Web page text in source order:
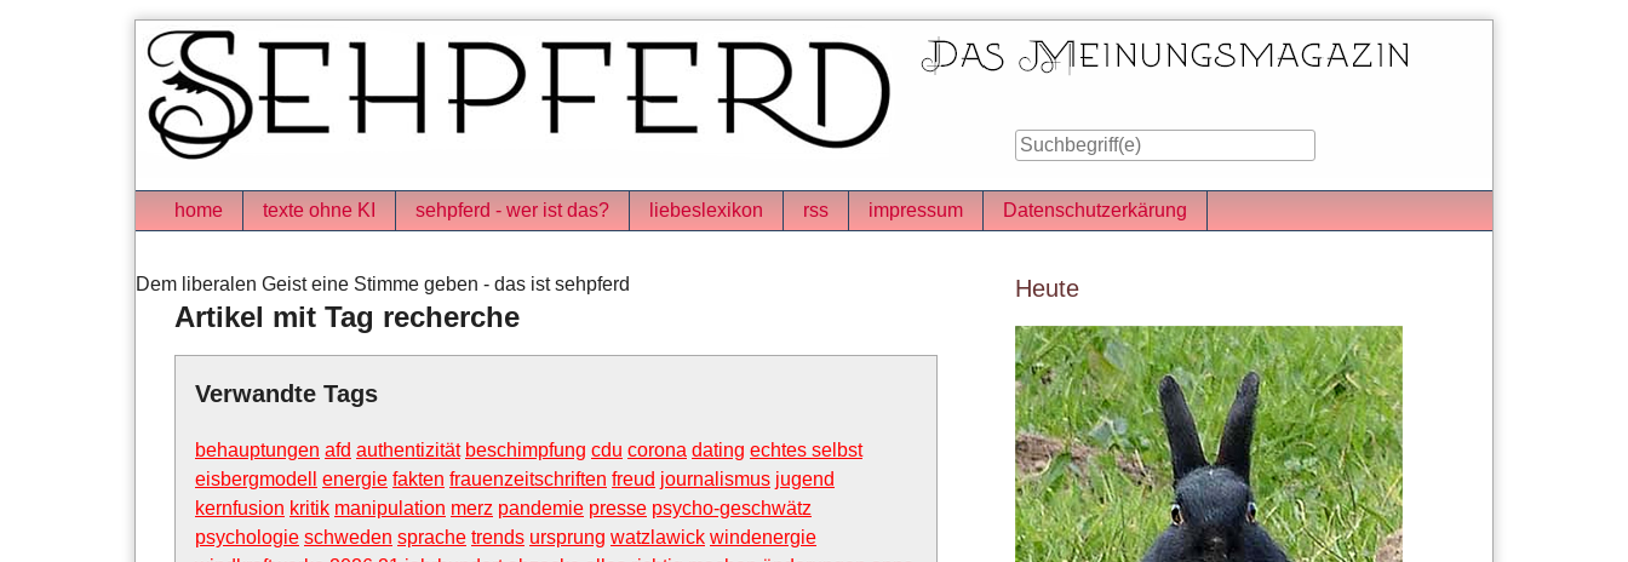
Navigation
home texte ohne KI sehpferd - wer ist das? liebeslexikon rss impressum Datenschutzerkärung
Dem liberalen Geist eine Stimme geben - das ist sehpferd
Artikel mit Tag recherche
Verwandte Tags
behauptungen afd authentizität beschimpfung cdu corona dating echtes selbst
eisbergmodell
energie fakten frauenzeitschriften freud journalismus jugend
kernfusion kritik manipulation merz pandemie presse psycho-geschwätz
psychologie schweden sprache trends ursprung watzlawick windenergie
Seitenleiste
Heute